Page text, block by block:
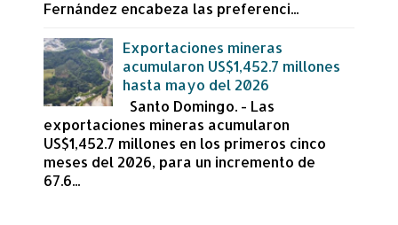
Fernández encabeza las preferenci...
Exportaciones mineras
acumularon US$1,452.7 millones
hasta mayo del 2026
Santo Domingo. - Las
exportaciones mineras acumularon
US$1,452.7 millones en los primeros cinco
meses del 2026, para un incremento de
67.6...